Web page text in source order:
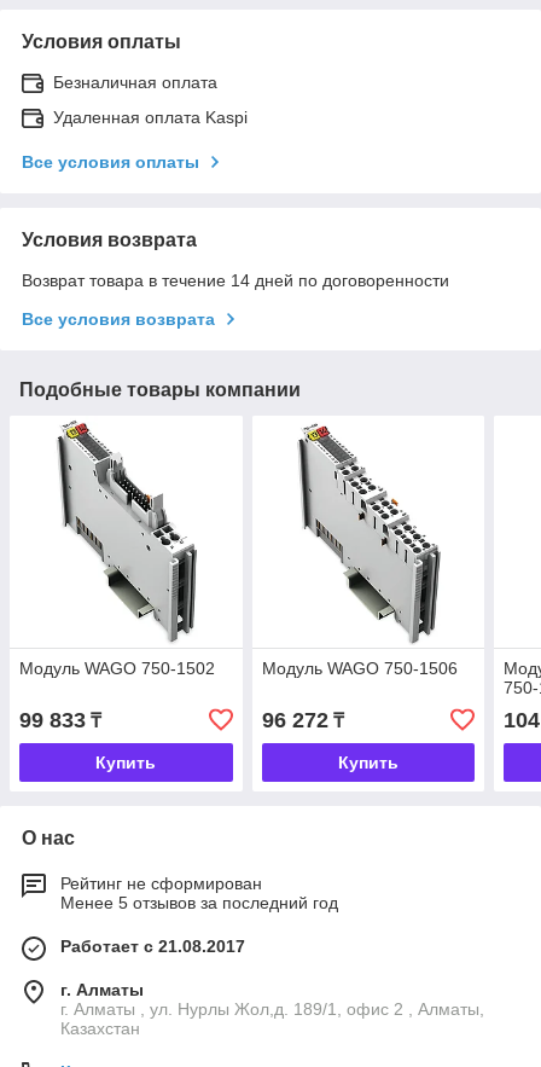
Условия оплаты
Безналичная оплата
Удаленная оплата Kaspi
Все условия оплаты
Условия возврата
Возврат товара в течение 14 дней по договоренности
Все условия возврата
Подобные товары компании
Модуль WAGO 750-1502
99 833 ₸
Купить
Модуль WAGO 750-1506
96 272₸
Купить
О нас
Рейтинг не сформирован
Менее 5 отзывов за последний год
Работает с 21.08.2017
г. Алматы
г. Алматы , ул. Нурлы Жол,д. 189/1, офис 2 , Алматы,
Казахстан